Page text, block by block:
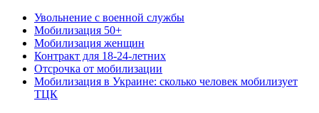
Увольнение с военной службы
Мобилизация 50+
Мобилизация женщин
Контракт для 18-24-летних
Отсрочка от мобилизации
Мобилизация в Украине: сколько человек мобилизует
ТЦК